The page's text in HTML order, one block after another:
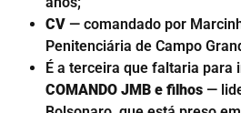
CV — comandado por
Penitenciária de Campo
É a terceira que faltaria para
COMANDO JMB e filhos —